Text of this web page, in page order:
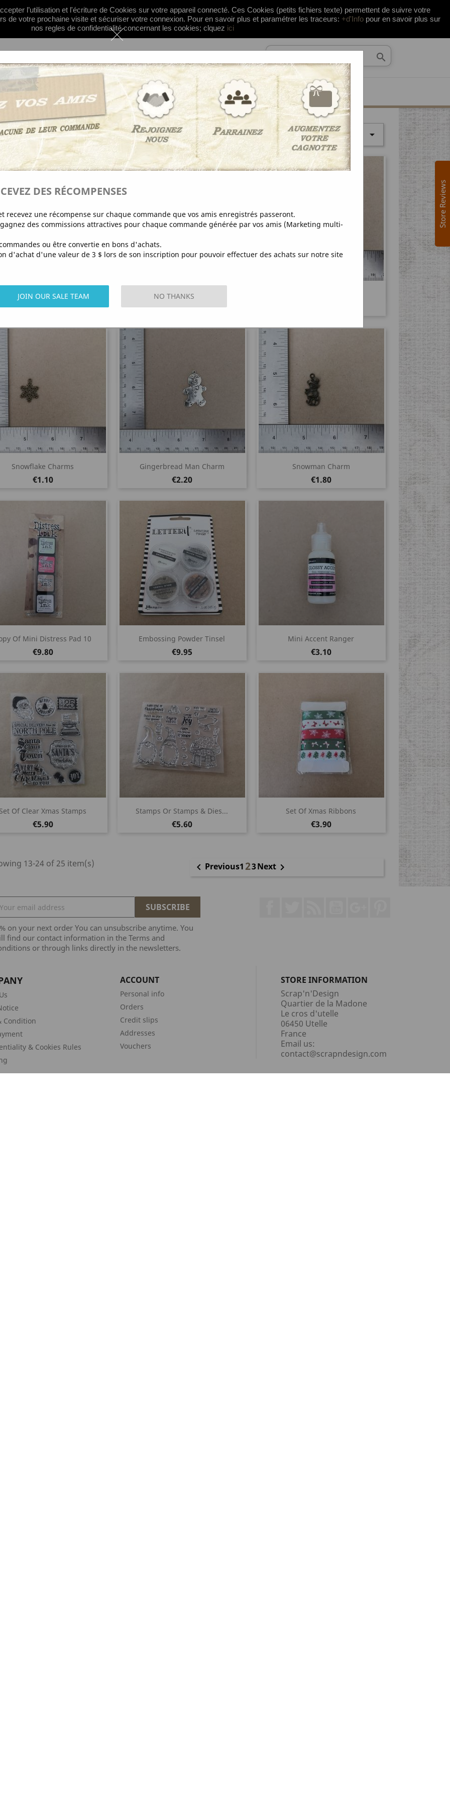
l’utilisation et l'écriture de Cookies sur votre appareil connecté. Ces Cookies (petits fichiers texte) permettent de suivre votre
de votre prochaine visite et sécuriser votre connexion. Pour en savoir plus et paramétrer les traceurs: +d'Info pour en savoir plus sur
nos regles de confidentialité concernant les cookies; clquez ici
English Currency:EUR € Sign in shopping_cartCart(0)

MIXED CONTENT
Hot
are 25 products.
Sort by: 
Tape Snowflake Bleu
Price
€3.25
 Masking Tape Cream Snowflakes
Price
€3.25

Snowflake Charms
Price
€1.10
Quick view Gingerbread Man Charm
Price
€2.20
Quick view Snowman Charm
Price
€1.80
Quick view
Of Mini Distress Pad 10
Price
€9.80
Quick view Embossing Powder Tinsel
Price
€9.95
Quick view Mini Accent Ranger
Price
€3.10
 Quick view
Of Clear Xmas Stamps
Price
€5.90
Quick view Stamps Or Stamps & Dies...
Price
€5.60
Quick view Set Of Xmas Ribbons
Price
€3.90
Quick view
13-24 of 25 item(s)  Previous1 23Next
DES RÉCOMPENSES
recevez une récompense sur chaque commande que vos amis enregistrés passeront.
des commissions attractives pour chaque commande générée par vos amis (Marketing multi-
ou être convertie en bons d'achats.
d'achat d'une valeur de 3 $ lors de son inscription pour pouvoir effectuer des achats sur notre site
JOIN OUR SALE TEAM NO THANKS
on your next order You can unsubscribe anytime. You
find our contact information in the Terms and
or through links directly in the newsletters.
Condition
& Cookies Rules
ACCOUNT
Personal info
Orders
Credit slips
Addresses
Vouchers
STORE INFORMATION
Scrap'n'Design
Quartier de la Madone
Le cros d'utelle
06450 Utelle
France
Email us:
contact@scrapndesign.com
Store Reviews